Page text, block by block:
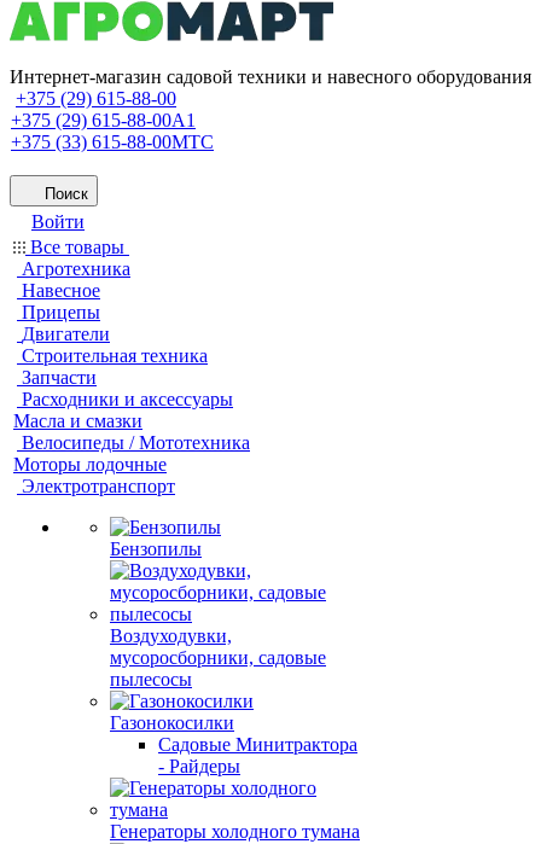
Интернет-магазин садовой техники и навесного оборудования
+375 (29) 615-88-00
+375 (29) 615-88-00A1
+375 (33) 615-88-00МТС
Поиск
Войти
Все товары
Агротехника
Навесное
Прицепы
Двигатели
Строительная техника
Запчасти
Расходники и аксессуары
Масла и смазки
Велосипеды / Мототехника
Моторы лодочные
Электротранспорт
Бензопилы
Воздуходувки,
мусоросборники, cадовые
пылесосы
Газонокосилки
Садовые Минитрактора
- Райдеры
Генераторы холодного тумана